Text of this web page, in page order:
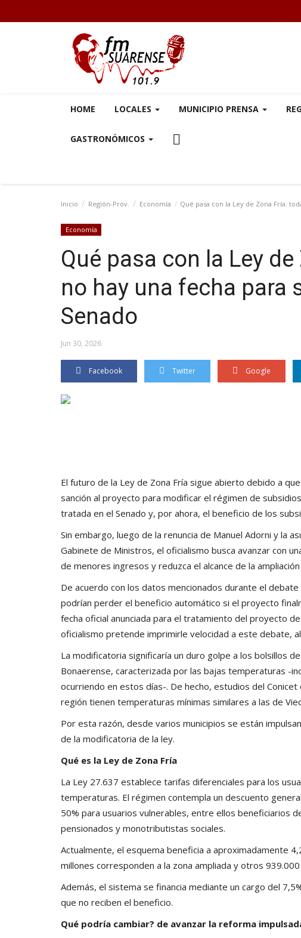
HOME LOCALES MUNICIPIO PRENSA
GASTRONÓMICOS
Inicio Región-Prov. Economía Qué pasa con la Ley de Zona Fría:
Economía
Qué pasa con la Ley
no hay una fecha para
Senado
Jun 30, 2026
Facebook Twitter Google
El futuro de la Ley de Zona Fría sigue abierto debido a
sanción al proyecto para modificar el régimen de
tratada en el Senado y, por ahora, el beneficio de los
Sin embargo, luego de la renuncia de Manuel Adorni y la
Gabinete de Ministros, el oficialismo busca avanzar con
de menores ingresos y reduzca el alcance de la
De acuerdo con los datos mencionados durante el
podrían perder el beneficio automático si el proyecto
fecha oficial anunciada para el tratamiento del proyecto
oficialismo pretende imprimirle velocidad a este debate,
La modificatoria significaría un duro golpe a los bolsillos
Bonaerense, caracterizada por las bajas temperaturas -
ocurriendo en estos días-. De hecho, estudios del
región tienen temperaturas mínimas similares a las de
Por esta razón, desde varios municipios se están
de la modificatoria de la ley.
Qué es la Ley de Zona Fría
La Ley 27.637 establece tarifas diferenciales para los
temperaturas. El régimen contempla un descuento
50% para usuarios vulnerables, entre ellos beneficiarios
pensionados y monotributistas sociales.
Actualmente, el esquema beneficia a aproximadamente
millones corresponden a la zona ampliada y otros
Además, el sistema se financia mediante un cargo del
que no reciben el beneficio.
Qué podría cambiar? de avanzar la reforma